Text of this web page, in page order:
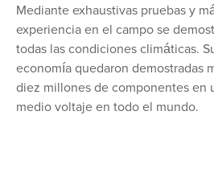
Mediante exhaustivas pruebas y
experiencia en el campo se
todas las condiciones climáticas.
economía quedaron demostradas
diez millones de componentes en
medio voltaje en todo el mundo.